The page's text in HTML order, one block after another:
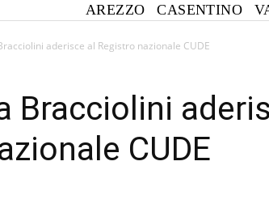
AREZZO CASENTINO
aderisce al Registro nazionale CUDE
Bracciolini
CUDE